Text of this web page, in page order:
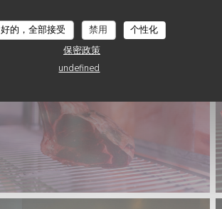
好的，全部接受 禁用
个性化
保密政策
undefined